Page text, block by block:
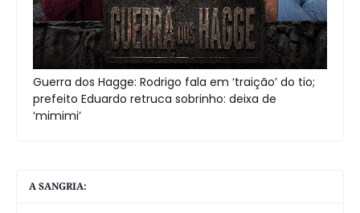
Guerra dos Hagge: Rodrigo fala em ‘traição’ do tio;
prefeito Eduardo retruca sobrinho: deixa de
‘mimimi’
A SANGRIA: